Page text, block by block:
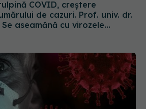
de cazuri. Prof. univ. dr.
aseamănă cu virozele
tratament simptomatic